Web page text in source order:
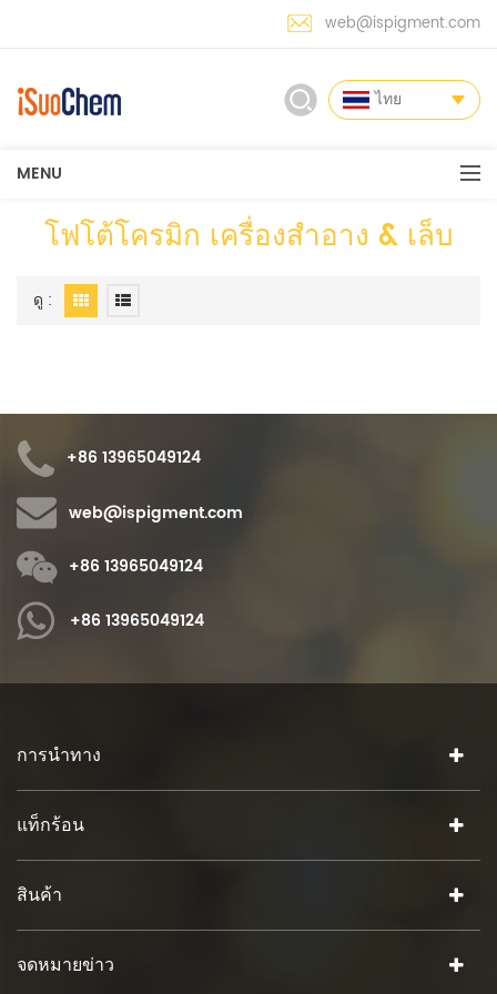
web@ispigment.com
ไทย
MENU
โฟโต้โครมิก เครื่องสำอาง & เล็บ
ดู :
+86 13965049124
web@ispigment.com
+86 13965049124
+86 13965049124
การนำทาง
แท็กร้อน
สินค้า
จดหมายข่าว